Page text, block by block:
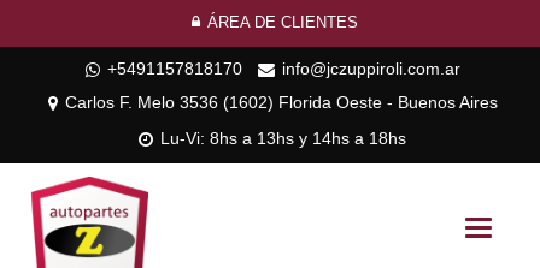
ÁREA DE CLIENTES
+5491157818170
info@jczuppiroli.com.ar
Carlos F. Melo 3536 (1602) Florida Oeste - Buenos Aires
Lu-Vi: 8hs a 13hs y 14hs a 18hs
Toggle